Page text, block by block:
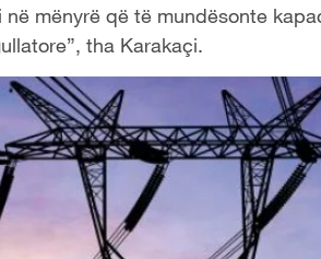
mënyrë që të mundësonte
tha Karakaçi.